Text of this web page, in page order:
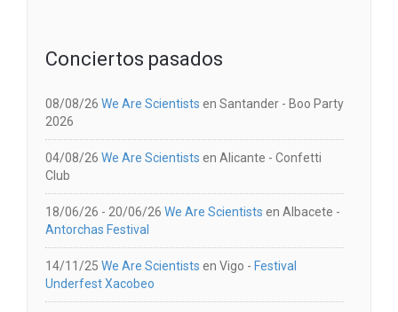
Conciertos pasados
08/08/26 We Are Scientists en Santander - Boo Party
2026
04/08/26 We Are Scientists en Alicante - Confetti
Club
18/06/26 - 20/06/26 We Are Scientists en Albacete -
Antorchas Festival
14/11/25 We Are Scientists en Vigo - Festival
Underfest Xacobeo